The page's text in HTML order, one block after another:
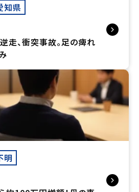
知県
走、衝突事故。足の痺れ
明